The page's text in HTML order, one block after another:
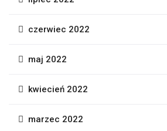
czerwiec 2022
maj 2022
kwiecień 2022
marzec 2022